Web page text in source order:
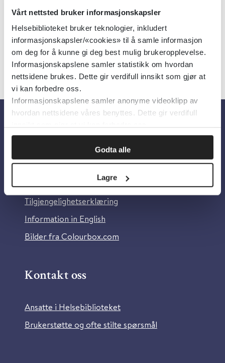
Vårt nettsted bruker informasjonskapsler
Helsebiblioteket bruker teknologier, inkludert
informasjonskapsler/«cookies» til å samle informasjon
om deg for å kunne gi deg best mulig brukeropplevelse.
Informasjonskapslene samler statistikk om hvordan
nettsidene brukes. Dette gir verdifull innsikt som gjør at
vi kan forbedre oss.
Informasjonskapslene samler anonyme videoklipp av
hvordan nettsidene våres benyttes. Dette gir verdifull
Godta alle
Lagre
Språk:English
Om oss
Om Helsebiblioteket
Personvern og informasjonskapsler
Tilgjengelighetserklæring
Information in English
Bilder fra Colourbox.com
Kontakt oss
Ansatte i Helsebiblioteket
Brukerstøtte og ofte stilte spørsmål